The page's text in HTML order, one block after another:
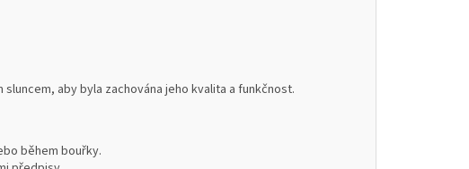
aby byla zachována jeho kvalita a funkčnost.
během bouřky.